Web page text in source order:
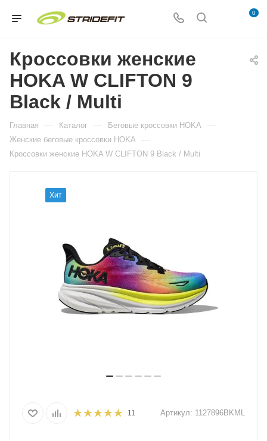
0
Кроссовки женские
HOKA W CLIFTON 9
Black / Multi
Главная — Каталог — Беговые кроссовки HOKA —
Женские беговые кроссовки HOKA —
Кроссовки женские HOKA W CLIFTON 9 Black / Multi
Хит
11 Артикул: 1127896BKML